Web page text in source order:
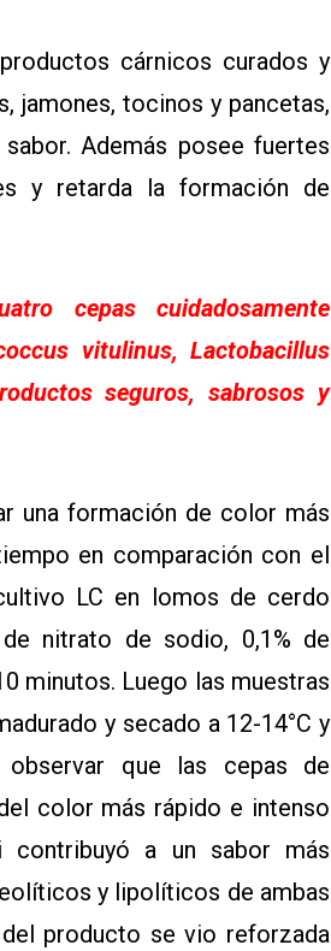
cárnicos curados y
jamones, tocinos y pancetas,
Además posee fuertes
y retarda la formación de
cepas cuidadosamente
vitulinus, Lactobacillus
seguros, sabrosos y
una formación de color más
en comparación con el
LC en lomos de cerdo
nitrato de sodio, 0,1% de
minutos. Luego las muestras
y secado a 12-14°C y
observar que las cepas de
color más rápido e intenso
contribuyó a un sabor más
y lipolíticos de ambas
producto se vio reforzada